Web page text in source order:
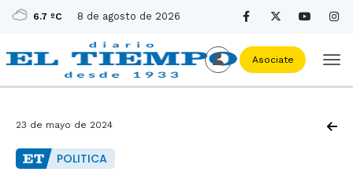
6.7 ºC 8 de agosto de 2026
Asociate
23 de mayo de 2024
POLITICA